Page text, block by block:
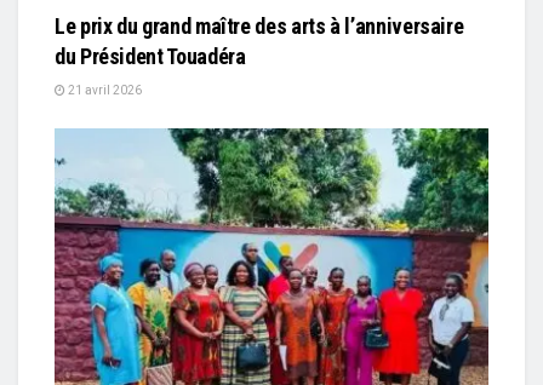
Le prix du grand maître des arts à l’anniversaire
du Président Touadéra
21 avril 2026